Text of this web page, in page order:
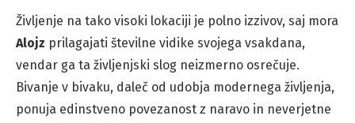
Življenje na tako visoki lokaciji je polno izzivov, saj mora
Alojz prilagajati številne vidike svojega vsakdana,
vendar ga ta življenjski slog neizmerno osrečuje.
Bivanje v bivaku, daleč od udobja modernega življenja,
ponuja edinstveno povezanost z naravo in neverjetne